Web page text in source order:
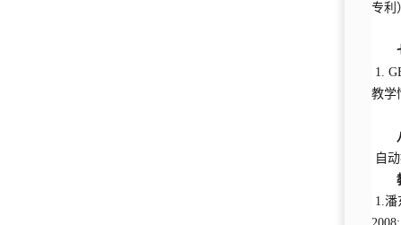
专利
1.
教学
自
1.